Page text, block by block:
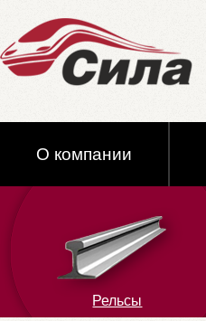
О компании
Рельсы